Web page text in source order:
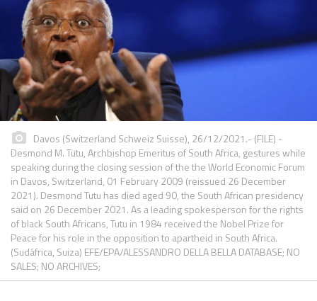
Davos (Switzerland Schweiz Suisse), 26/12/2021.- (FILE) -
Desmond M. Tutu, Archbishop Emeritus of South Africa, gestures while
speaking during the closing session of the the World Economic Forum
in Davos, Switzerland, 01 February 2009 (reissued 26 December
2021). Desmond Tutu has died aged 90, the South African presidency
said on 26 December 2021. As a leading spokesperson for the rights
of black South Africans, Tutu in 1984 received the Nobel Prize for
Peace for his role in the opposition to apartheid in South Africa.
(Sudáfrica, Suiza) EFE/EPA/ALESSANDRO DELLA BELLA DATABASE; NO
SALES; NO ARCHIVES;